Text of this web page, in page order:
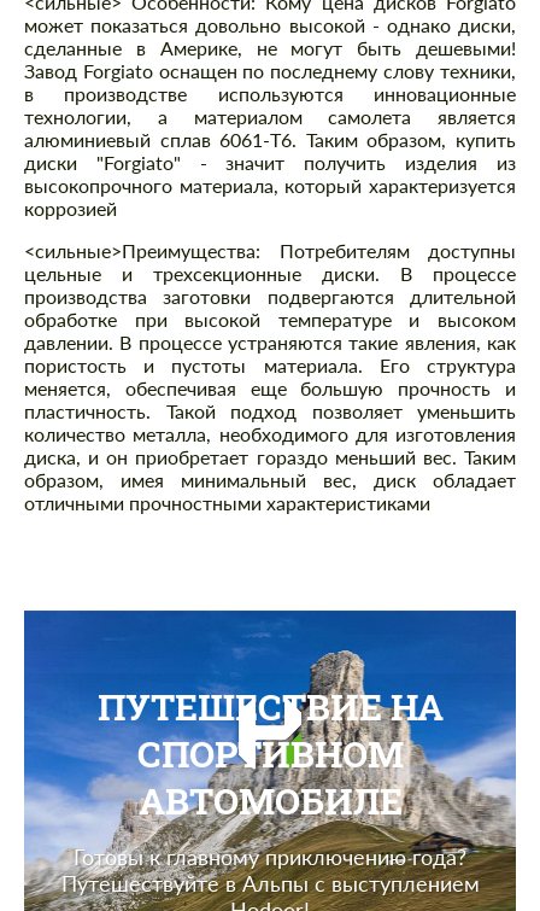
может показаться довольно высокой - однако диски,
сделанные в Америке, не могут быть дешевыми!
Завод Forgiato оснащен по последнему слову техники,
в производстве используются инновационные
технологии, а материалом самолета является
алюминиевый сплав 6061-T6. Таким образом, купить
диски "Forgiato" - значит получить изделия из
высокопрочного материала, который характеризуется
коррозией
<сильные>Преимущества: Потребителям доступны
цельные и трехсекционные диски. В процессе
производства заготовки подвергаются длительной
обработке при высокой температуре и высоком
давлении. В процессе устраняются такие явления, как
пористость и пустоты материала. Его структура
меняется, обеспечивая еще большую прочность и
пластичность. Такой подход позволяет уменьшить
количество металла, необходимого для изготовления
диска, и он приобретает гораздо меньший вес. Таким
образом, имея минимальный вес, диск обладает
отличными прочностными характеристиками
ПУТЕШЕСТВИЕ НА
СПОРТИВНОМ
АВТОМОБИЛЕ
Готовы к главному приключению года?
Путешествуйте в Альпы с выступлением